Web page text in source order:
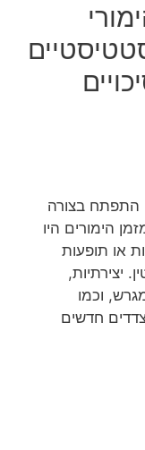
התפתח בצורה
הימורים היו
או תופעות
יצירתיות,
וכמו
חדשים